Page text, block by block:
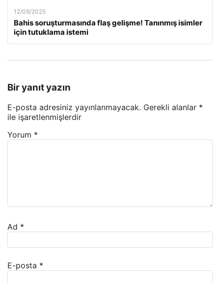
12/09/2025
Bahis soruşturmasında flaş gelişme! Tanınmış isimler
için tutuklama istemi
Bir yanıt yazın
E-posta adresiniz yayınlanmayacak. Gerekli alanlar *
ile işaretlenmişlerdir
Yorum *
Ad *
E-posta *